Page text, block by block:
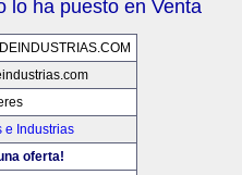
lo ha puesto en Venta
e Industrias
oferta!